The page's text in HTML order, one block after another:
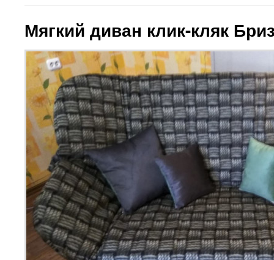
Мягкий диван клик-кляк